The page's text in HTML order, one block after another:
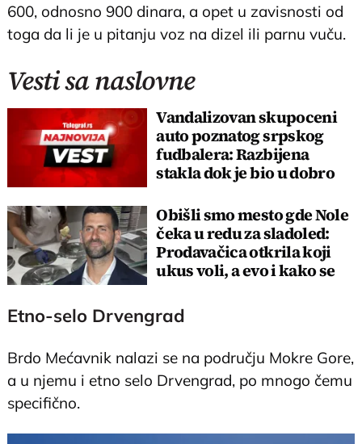
600, odnosno 900 dinara, a opet u zavisnosti od
toga da li je u pitanju voz na dizel ili parnu vuču.
Vesti sa naslovne
Vandalizovan skupoceni
auto poznatog srpskog
fudbalera: Razbijena
stakla dok je bio u dobro
Obišli smo mesto gde Nole
čeka u redu za sladoled:
Prodavačica otkrila koji
ukus voli, a evo i kako se
Etno-selo Drvengrad
Brdo Mećavnik nalazi se na području Mokre Gore,
a u njemu i etno selo Drvengrad, po mnogo čemu
specifično.